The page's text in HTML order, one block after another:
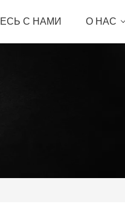
С НАМИ О НАС